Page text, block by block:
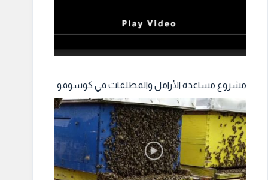
مشروع مساعدة الأرامل والمطلقات في كوسوفو